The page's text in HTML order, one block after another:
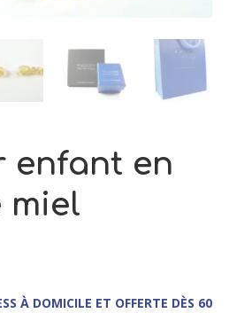
enfant en
miel
À DOMICILE ET OFFERTE DÈS 60